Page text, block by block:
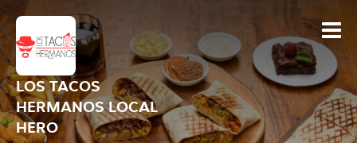
LOS TACOS
HERMANOS LOCAL
HERO